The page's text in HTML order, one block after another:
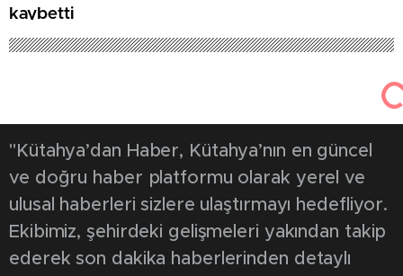
kaybetti
"Kütahya’dan Haber, Kütahya’nın en güncel
ve doğru haber platformu olarak yerel ve
ulusal haberleri sizlere ulaştırmayı hedefliyor.
Ekibimiz, şehirdeki gelişmeleri yakından takip
ederek son dakika haberlerinden detaylı